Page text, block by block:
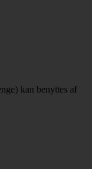
kan benyttes af